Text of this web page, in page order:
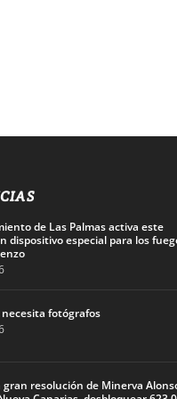
de Las Palmas activa este
dispositivo especial para los
necesita fotógrafos
gran resolución de Minerva